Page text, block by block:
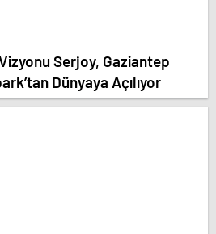
Serjoy, Gaziantep
Dünyaya Açılıyor